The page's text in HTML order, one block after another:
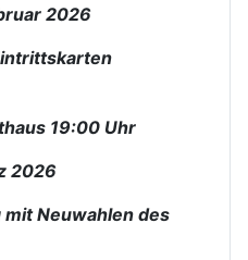
2026
19:00 Uhr
2026
Neuwahlen des